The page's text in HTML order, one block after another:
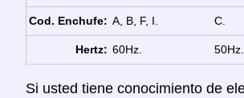
Cod. Enchufe: A, B, F, I. C.
Hertz: 60Hz. 50Hz.
Si usted tiene conocimiento de